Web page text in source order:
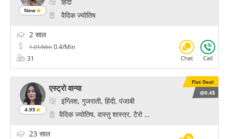
New
वैदिक ज्योतिष
2 साल
1.01/Min 0.4/Min
31
Flat Deal
@0.4$
4.95
एस्ट्रो वान्या
इंग्लिश, गुजराती, हिंदी, पंजाबी
वैदिक ज्योतिष, वास्तु शास्त्र, टैरो कार्ड रीडिंग, अंक ज्योतिष, केपी
23 साल